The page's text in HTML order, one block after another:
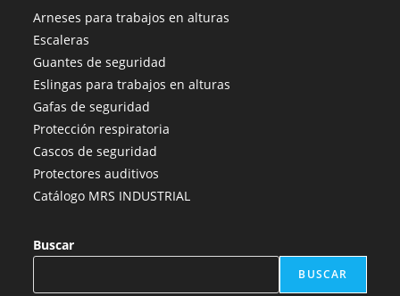
abre
en
una
nueva
pestaña
abre
una
nueva
pestaña
abre
una
nueva
pestaña
abre
nueva
Arneses para trabajos en alturas
Escaleras
Guantes de seguridad
Eslingas para trabajos en alturas
Gafas de seguridad
Protección respiratoria
Cascos de seguridad
Protectores auditivos
Catálogo MRS INDUSTRIAL
Buscar
BUSCAR